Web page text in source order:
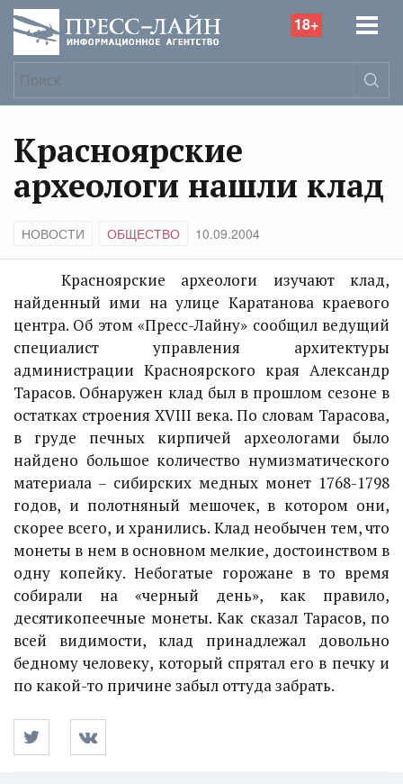
18+
Красноярские
археологи нашли клад
НОВОСТИ ОБЩЕСТВО 10.09.2004
Красноярские археологи изучают клад,
найденный ими на улице Каратанова краевого
центра. Об этом «Пресс-Лайну» сообщил ведущий
специалист управления архитектуры
администрации Красноярского края Александр
Тарасов. Обнаружен клад был в прошлом сезоне в
остатках строения XVIII века. По словам Тарасова,
в груде печных кирпичей археологами было
найдено большое количество нумизматического
материала – сибирских медных монет 1768-1798
годов, и полотняный мешочек, в котором они,
скорее всего, и хранились. Клад необычен тем, что
монеты в нем в основном мелкие, достоинством в
одну копейку. Небогатые горожане в то время
собирали на «черный день», как правило,
десятикопеечные монеты. Как сказал Тарасов, по
всей видимости, клад принадлежал довольно
бедному человеку, который спрятал его в печку и
по какой-то причине забыл оттуда забрать.